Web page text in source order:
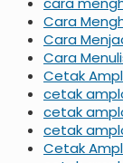
Cara
Cara
Cara
Cetak
cetak
cetak
cetak
Cetak